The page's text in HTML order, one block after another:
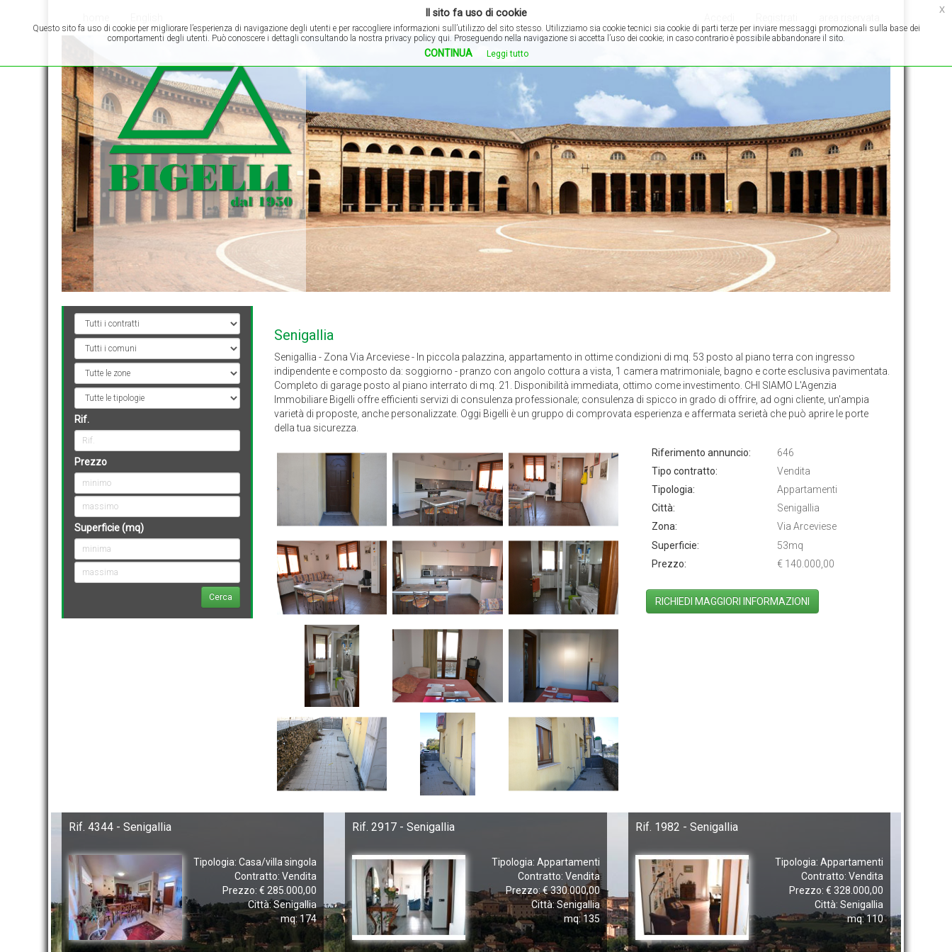
Tipologia
contratto
Comune
Zone
Tipologia
annuncio
Rif.
Prezzo
Superficie (mq)
Cerca
Senigallia
Senigallia - Zona Via Arceviese - In piccola palazzina, appartamento in ottime condizioni di mq. 53 posto al piano terra con ingresso
indipendente e composto da: soggiorno - pranzo con angolo cottura a vista, 1 camera matrimoniale, bagno e corte esclusiva pavimentata.
Completo di garage posto al piano interrato di mq. 21. Disponibilità immediata, ottimo come investimento. CHI SIAMO L'Agenzia
Immobiliare Bigelli offre efficienti servizi di consulenza professionale; consulenza di spicco in grado di offrire, ad ogni cliente, un'ampia
varietà di proposte, anche personalizzate. Oggi Bigelli è un gruppo di comprovata esperienza e affermata serietà che può aprire le porte
della tua sicurezza.
Riferimento annuncio:
646
Tipo contratto:
Vendita
Tipologia:
Appartamenti
Città:
Senigallia
Zona:
Via Arceviese
Superficie:
53mq
Prezzo:
€ 140.000,00
RICHIEDI MAGGIORI INFORMAZIONI
Rif. 4344 - Senigallia
Tipologia: Casa/villa singola
Contratto: Vendita
Prezzo: € 285.000,00
Città: Senigallia
mq: 174
Rif. 2917 - Senigallia
Tipologia: Appartamenti
Contratto: Vendita
Prezzo: € 330.000,00
Città: Senigallia
mq: 135
Rif. 1982 - Senigallia
Tipologia: Appartamenti
Contratto: Vendita
Prezzo: € 328.000,00
Città: Senigallia
mq: 110
Il sito fa uso di cookie
Questo sito fa uso di cookie per migliorare l’esperienza di navigazione degli utenti e per raccogliere informazioni sull’utilizzo del sito stesso. Utilizziamo sia cookie tecnici sia cookie di parti terze per inviare messaggi promozionali sulla base dei
comportamenti degli utenti. Può conoscere i dettagli consultando la nostra privacy policy qui. Proseguendo nella navigazione si accetta l’uso dei cookie; in caso contrario è possibile abbandonare il sito.
CONTINUA Leggi tutto
x